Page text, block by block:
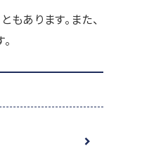
あります。また、